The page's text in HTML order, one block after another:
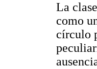
La
como
círculo